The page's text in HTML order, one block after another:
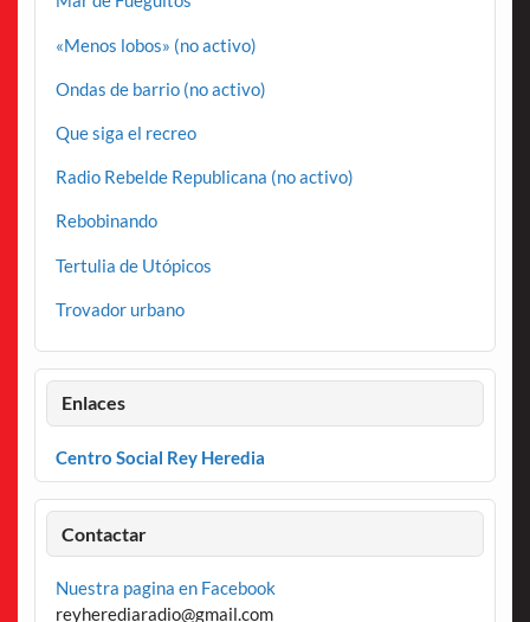
«Menos lobos» (no activo)
Ondas de barrio (no activo)
Que siga el recreo
Radio Rebelde Republicana (no activo)
Rebobinando
Tertulia de Utópicos
Trovador urbano
Enlaces
Centro Social Rey Heredia
Contactar
Nuestra pagina en Facebook
reyherediaradio@gmail.com